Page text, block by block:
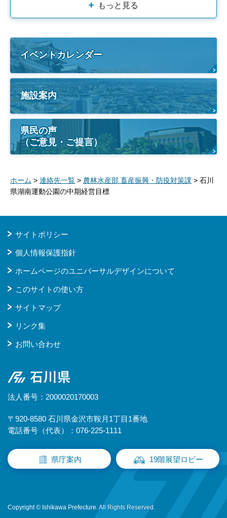
もっと見る
イベントカレンダー
施設案内
県民の声
（ご意見・ご提言）
ホーム > 連絡先一覧 > 農林水産部 畜産振興・防疫対策課 > 石川
県湖南運動公園の中期経営目標
サイトポリシー
個人情報保護指針
ホームページのユニバーサルデザインについて
このサイトの使い方
サイトマップ
リンク集
お問い合わせ
石川県
法人番号：2000020170003
〒920-8580 石川県金沢市鞍月1丁目1番地
電話番号（代表）：076-225-1111
県庁案内 19階展望ロビー
Copyright © Ishikawa Prefecture. All Rights Reserved.